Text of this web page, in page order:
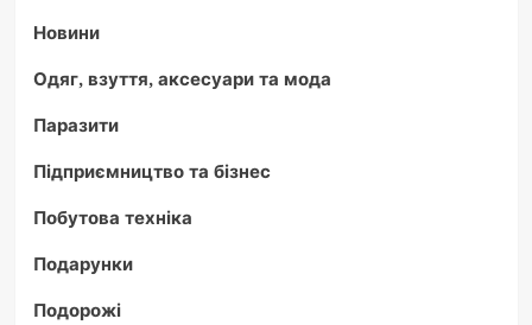
Новини
Одяг, взуття, аксесуари та мода
Паразити
Підприємництво та бізнес
Побутова техніка
Подарунки
Подорожі